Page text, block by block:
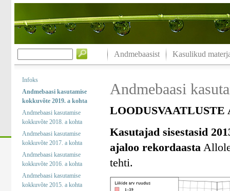
Andmebaasist Kasulikud
Infoks
Andmebaasi kasutamise
kokkuvõte 2019. a kohta
Andmebaasi kasutamise
kokkuvõte 2018. a kohta
Andmebaasi kasutamise
kokkuvõte 2017. a kohta
Andmebaasi kasutamise
kokkuvõte 2016. a kohta
Andmebaasi kasutamise
kokkuvõte 2015. a kohta
Andmebaasi
Kasutajad sisestasid
ajaloo rekordaasta
tehti.